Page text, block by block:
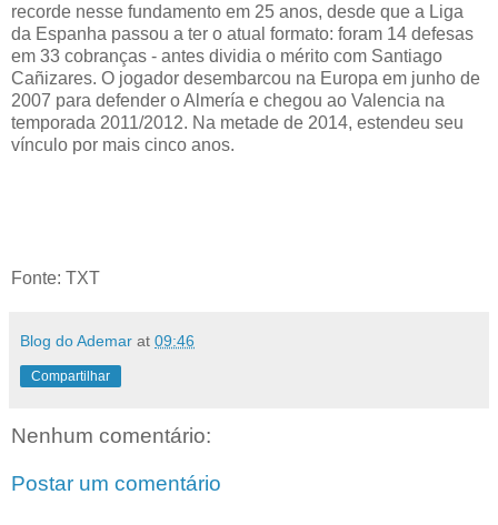
recorde nesse fundamento em 25 anos, desde que a Liga
da Espanha passou a ter o atual formato: foram 14 defesas
em 33 cobranças - antes dividia o mérito com Santiago
Cañizares. O jogador desembarcou na Europa em junho de
2007 para defender o Almería e chegou ao Valencia na
temporada 2011/2012. Na metade de 2014, estendeu seu
vínculo por mais cinco anos.
Fonte: TXT
Blog do Ademar at 09:46
Compartilhar
Nenhum comentário:
Postar um comentário